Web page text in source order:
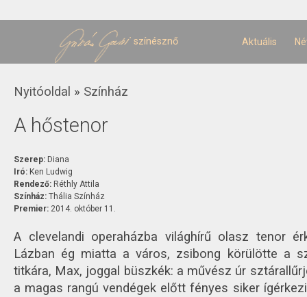
színésznő Aktuális
Jelenlegi hely
Nyitóoldal » Színház
A hőstenor
Szerep: Diana
Iró: Ken Ludwig
Rendező: Réthly Attila
Színház: Thália Színház
Premier: 2014. október 11.
A clevelandi operaházba világhírű olasz tenor
Lázban ég miatta a város, zsibong körülötte a
titkára, Max, joggal büszkék: a művész úr
a magas rangú vendégek előtt fényes siker